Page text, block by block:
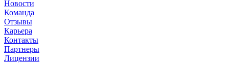
Новости
Команда
Отзывы
Карьера
Контакты
Партнеры
Лицензии